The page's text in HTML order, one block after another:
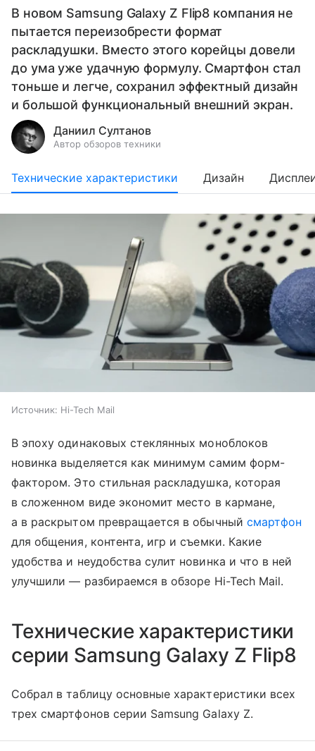
В новом Samsung Galaxy Z Flip8 компания не
пытается переизобрести формат
раскладушки. Вместо этого корейцы довели
до ума уже удачную формулу. Смартфон стал
тоньше и легче, сохранил эффектный дизайн
и большой функциональный внешний экран.
Даниил Султанов
Автор обзоров техники
Технические характеристики Дизайн
Источник: Hi-Tech Mail
В эпоху одинаковых стеклянных моноблоков
новинка выделяется как минимум самим форм-
фактором. Это стильная раскладушка, которая
в сложенном виде экономит место в кармане,
а в раскрытом превращается в обычный смартфон
для общения, контента, игр и съемки. Какие
удобства и неудобства сулит новинка и что в ней
улучшили — разбираемся в обзоре Hi-Tech Mail.
Технические характеристики
серии Samsung Galaxy Z Flip8
Собрал в таблицу основные характеристики всех
трех смартфонов серии Samsung Galaxy Z.